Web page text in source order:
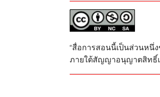
“สื่อการสอนนี้เป็นส่วนหนึ่
ภายใต้สัญญาอนุญาตสิทธิ์แบ